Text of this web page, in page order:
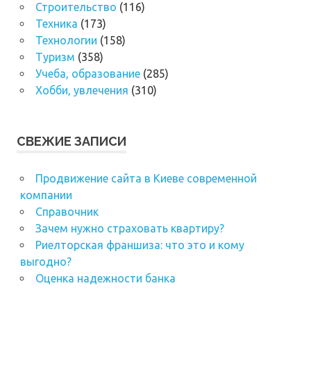
Строительство (116)
Техника (173)
Технологии (158)
Туризм (358)
Учеба, образование(285)
Хобби, увлечения (310)
СВЕЖИЕ ЗАПИСИ
Продвижение сайта в Киеве современной
компании
Справочник
Зачем нужно страховать квартиру?
Риелторская франшиза: что это и кому
выгодно?
Оценка надежности банка